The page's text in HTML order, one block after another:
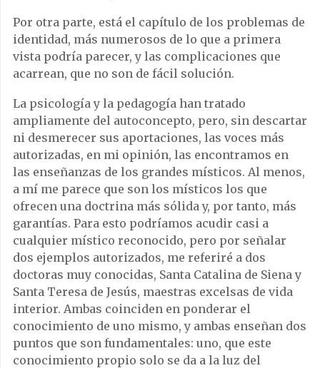
Por otra parte, está el capítulo de los problemas de
identidad, más numerosos de lo que a primera
vista podría parecer, y las complicaciones que
acarrean, que no son de fácil solución.
La psicología y la pedagogía han tratado
ampliamente del autoconcepto, pero, sin descartar
ni desmerecer sus aportaciones, las voces más
autorizadas, en mi opinión, las encontramos en
las enseñanzas de los grandes místicos. Al menos,
a mí me parece que son los místicos los que
ofrecen una doctrina más sólida y, por tanto, más
garantías. Para esto podríamos acudir casi a
cualquier místico reconocido, pero por señalar
dos ejemplos autorizados, me referiré a dos
doctoras muy conocidas, Santa Catalina de Siena y
Santa Teresa de Jesús, maestras excelsas de vida
interior. Ambas coinciden en ponderar el
conocimiento de uno mismo, y ambas enseñan dos
puntos que son fundamentales: uno, que este
conocimiento propio solo se da a la luz del